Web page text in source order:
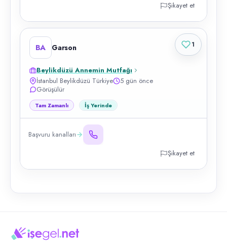
Şikayet et
BA Garson
Beylikdüzü Annemin Mutfağı
İstanbul Beylikdüzü Türkiye
5 gün önce
Görüşülür
Tam Zamanlı İş Yerinde
Başvuru kanalları
Şikayet et
1